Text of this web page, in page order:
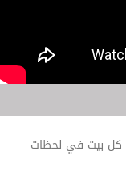
بيت في لحظات